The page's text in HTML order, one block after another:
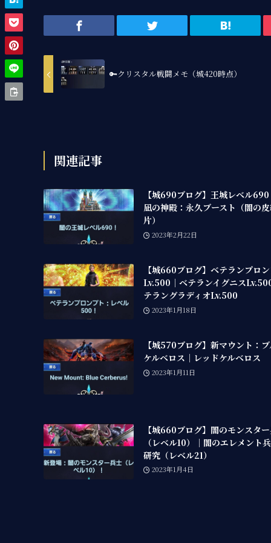
🔑クリスタル戦闘メモ（城420時点）
関連記事
【城690ブログ】王城レベル
凪の神殿：永久ブースト（闇の
片）
2023年2月22日
【城660ブログ】ベテランプロ
Lv.500｜ベテランイグニス
テラングラディオLv.500
2023年1月18日
【城570ブログ】新マウント：
ケルベロス｜レッドケルベロス
2023年1月11日
【城660ブログ】闇のモンスタ
（レベル10）｜闇のエレメント
研究（レベル21）
2023年1月4日